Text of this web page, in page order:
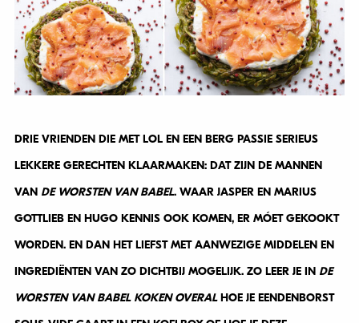
. WAAR JASPER EN MARIUS
WORDEN. EN DAN HET LIEFST MET AANWEZIGE MIDDELEN EN